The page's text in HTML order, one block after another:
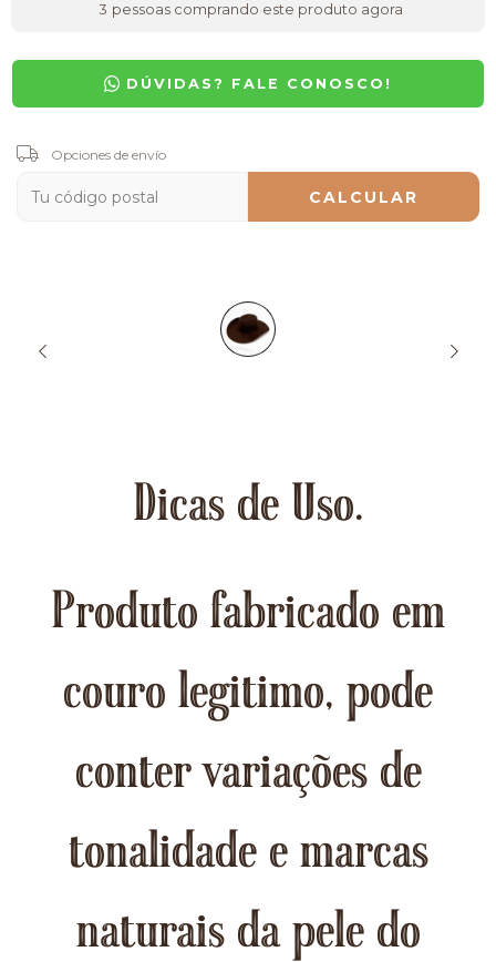
3 pessoas comprando este produto agora
DÚVIDAS? FALE CONOSCO!
Entregas para el CP:
Opciones de envío
CALCULAR
Dicas de Uso.
Produto fabricado em
couro legitimo, pode
conter variações de
tonalidade e marcas
naturais da pele do